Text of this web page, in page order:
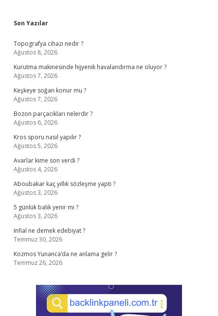
Sidebar
Son Yazılar
Topografya cihazı nedir ?
Ağustos 8, 2026
Kurutma makinesinde hijyenik havalandırma ne oluyor ?
Ağustos 7, 2026
Keşkeye soğan konur mu ?
Ağustos 7, 2026
Bozon parçacıkları nelerdir ?
Ağustos 6, 2026
Kros sporu nasıl yapılır ?
Ağustos 5, 2026
Avarlar kime son verdi ?
Ağustos 4, 2026
Aboubakar kaç yıllık sözleşme yaptı ?
Ağustos 3, 2026
5 günlük balık yenir mi ?
Ağustos 3, 2026
Infial ne demek edebiyat ?
Temmuz 30, 2026
Kozmos Yunanca’da ne anlama gelir ?
Temmuz 26, 2026